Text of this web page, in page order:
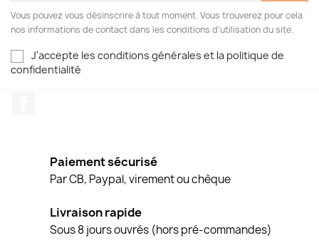
Vous pouvez vous désinscrire à tout moment. Vous trouverez pour cela
nos informations de contact dans les conditions d'utilisation du site.
J'accepte les conditions générales et la politique de
confidentialité
Paiement sécurisé
Par CB, Paypal, virement ou chèque
Livraison rapide
Sous 8 jours ouvrés (hors pré-commandes)